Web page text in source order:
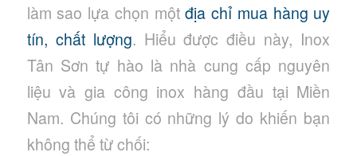
làm sao lựa chọn mộtđịa chỉ mua hàng uy
tín, chất lượng. Hiểu được điều này, Inox
Tân Sơn tự hào là nhà cung cấp nguyên
liệu và gia công inox hàng đầu tại Miền
Nam. Chúng tôi có những lý do khiến bạn
không thể từ chối: